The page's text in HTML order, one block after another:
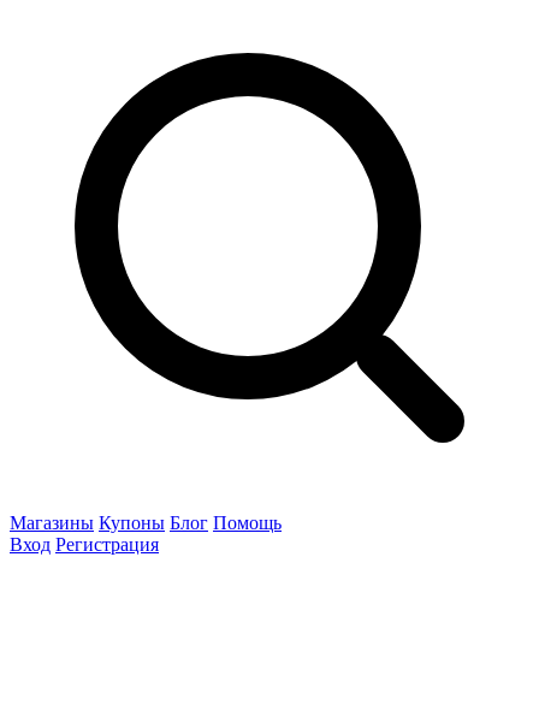
Магазины Купоны Блог Помощь
Вход Регистрация